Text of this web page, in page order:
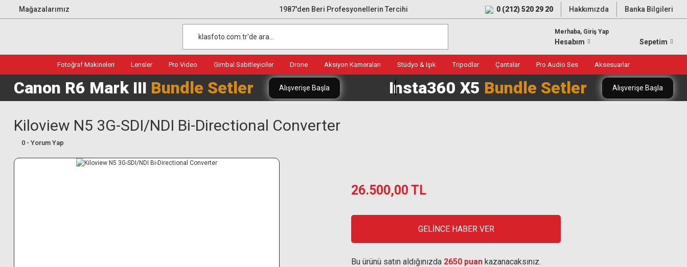
Mağazalarımız 1987'den Beri Profesyonellerin Tercihi 0 (212) 520 29 20 Hakkımızda Banka Bilgileri
Merhaba, Giriş Yap
Hesabım Sepetim
Fotoğraf Makineleri Lensler Pro Video Gimbal Sabitleyiciler Drone Aksiyon Kameraları Stüdyo & Işık Tripodlar Çantalar Pro Audio Ses Aksesuarlar
Canon R6 Mark III Bundle Setler Alışverişe Başla Insta360 X5 Bundle Setler Alışverişe Başla
Kiloview N5 3G-SDI/NDI Bi-Directional Converter
0 - Yorum Yap
26.500,00 TL
GELİNCE HABER VER
Bu ürünü satın aldığınızda 2650 puan kazanacaksınız.